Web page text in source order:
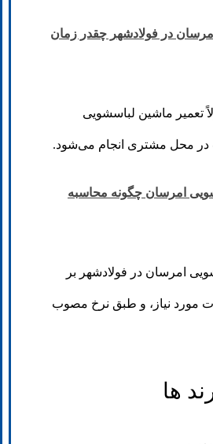
در فولادشهر چقدر زمان
تعمیر ماشین لباسشویی
امرسان چگونه محاسبه
امرسان در فولادشهر بر
مورد نیاز، و طبق نرخ مصوب
ها